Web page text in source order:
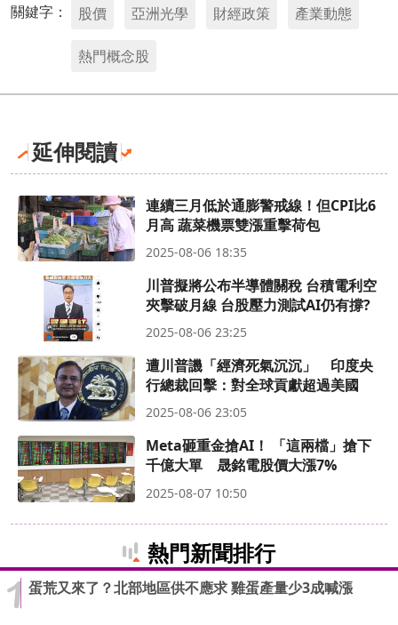
關鍵字： 股價 亞洲光學 財經政策 產業動態
熱門概念股
延伸閱讀
連續三月低於通膨警戒線！但CPI比6
月高 蔬菜機票雙漲重擊荷包
2025-08-06 18:35
川普擬將公布半導體關稅 台積電利空
夾擊破月線 台股壓力測試AI仍有撐?
2025-08-06 23:25
遭川普譏「經濟死氣沉沉」 印度央
行總裁回擊：對全球貢獻超過美國
2025-08-06 23:05
Meta砸重金搶AI！ 「這兩檔」搶下
千億大單 晟銘電股價大漲7%
2025-08-07 10:50
熱門新聞排行
蛋荒又來了？北部地區供不應求 雞蛋產量少3成喊漲